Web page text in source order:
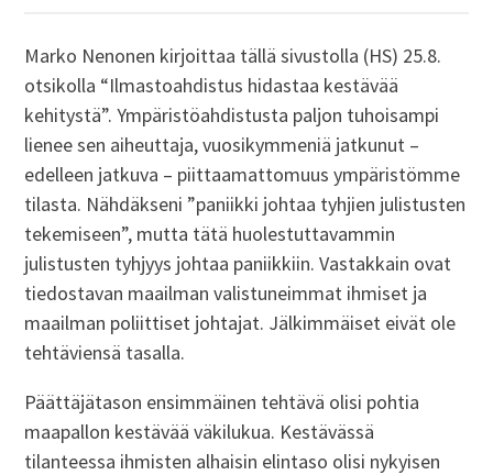
Marko Nenonen kirjoittaa tällä sivustolla (HS) 25.8.
otsikolla “Ilmastoahdistus hidastaa kestävää
kehitystä”. Ympäristöahdistusta paljon tuhoisampi
lienee sen aiheuttaja, vuosikymmeniä jatkunut –
edelleen jatkuva – piittaamattomuus ympäristömme
tilasta. Nähdäkseni ”paniikki johtaa tyhjien julistusten
tekemiseen”, mutta tätä huolestuttavammin
julistusten tyhjyys johtaa paniikkiin. Vastakkain ovat
tiedostavan maailman valistuneimmat ihmiset ja
maailman poliittiset johtajat. Jälkimmäiset eivät ole
tehtäviensä tasalla.
Päättäjätason ensimmäinen tehtävä olisi pohtia
maapallon kestävää väkilukua. Kestävässä
tilanteessa ihmisten alhaisin elintaso olisi nykyisen